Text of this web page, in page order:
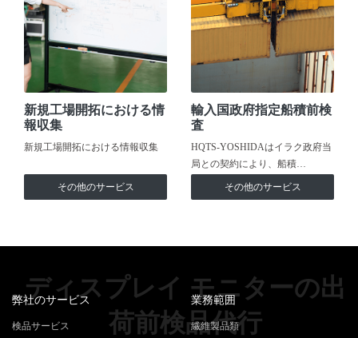
新規工場開拓における情
報収集
新規工場開拓における情報収集
その他のサービス
輸入国政府指定船積前検
査
HQTS-YOSHIDAはイラク政府当
局との契約により、船積…
その他のサービス
ディスプレイ モニターの出
荷前検品代行
弊社のサービス
検品サービス
業務範囲
繊維製品類